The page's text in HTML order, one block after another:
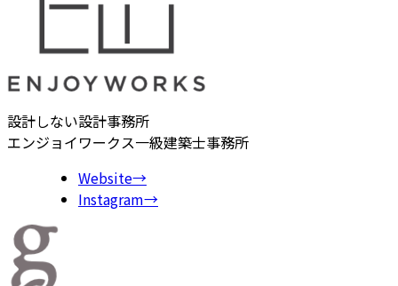
設計しない設計事務所
エンジョイワークス一級建築士事務所
Website→
Instagram→